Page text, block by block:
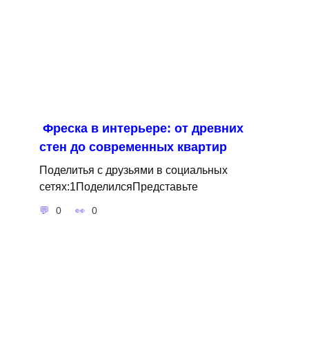
Фреска в интерьере: от древних
стен до современных квартир
Поделитья с друзьями в социальных
сетях:1ПоделилсяПредставьте
0 0